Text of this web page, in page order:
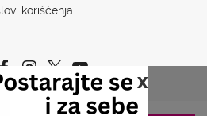
x
korišćenja